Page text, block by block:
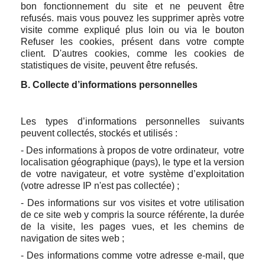
bon fonctionnement du site et ne peuvent être
refusés. mais vous pouvez les supprimer après votre
visite comme expliqué plus loin ou via le bouton
Refuser les cookies, présent dans votre compte
client. D'autres cookies, comme les cookies de
statistiques de visite, peuvent être refusés.
B. Collecte d’informations personnelles
Les types d’informations personnelles suivants
peuvent collectés, stockés et utilisés :
- Des informations à propos de votre ordinateur, votre
localisation géographique (pays), le type et la version
de votre navigateur, et votre système d’exploitation
(votre adresse IP n'est pas collectée) ;
- Des informations sur vos visites et votre utilisation
de ce site web y compris la source référente, la durée
de la visite, les pages vues, et les chemins de
navigation de sites web ;
- Des informations comme votre adresse e-mail, que